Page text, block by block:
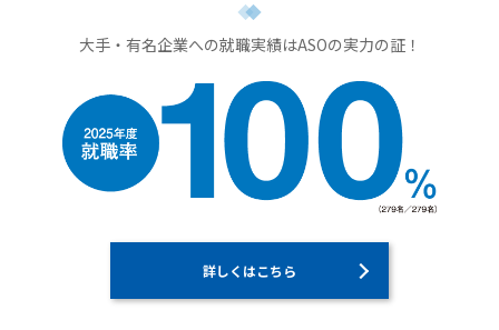
大手・有名企業への就職実績はASOの実力の証！
詳しくはこちら